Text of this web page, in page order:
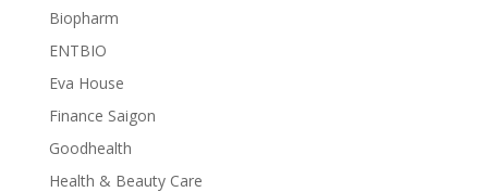
Biopharm
ENTBIO
Eva House
Finance Saigon
Goodhealth
Health & Beauty Care